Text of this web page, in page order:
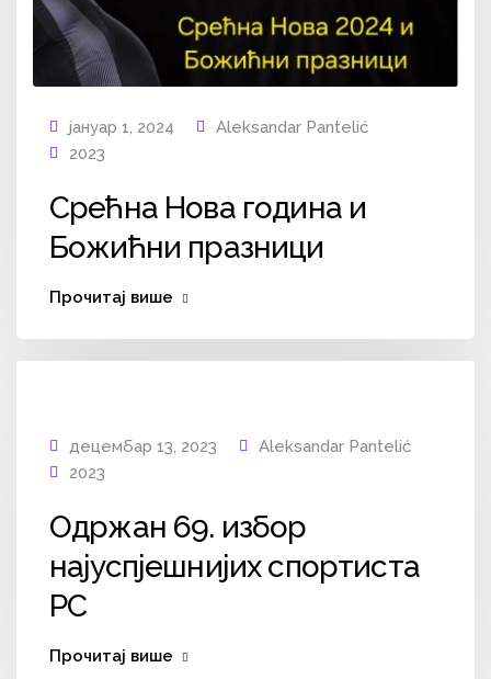
јануар 1, 2024
Aleksandar Pantelić
2023
Срећна Нова година и
Божићни празници
Прочитај више
децембар 13, 2023
Aleksandar Pantelić
2023
Одржан 69. избор
најуспјешнијих спортиста
РС
Прочитај више